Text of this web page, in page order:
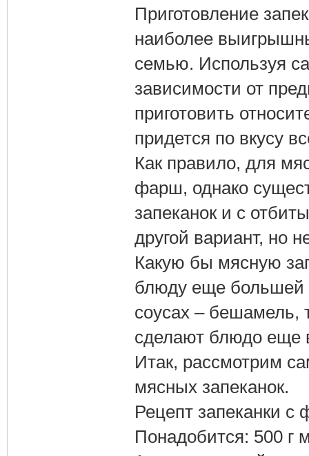
Приготовление
наиболее
семью. Используя
зависимости от
приготовить
придется по вкусу
Как правило, для
фарш, однако
запеканок и с
другой вариант, но
Какую бы мясную
блюду еще большей
соусах – бешамель,
сделают блюдо еще
Итак, рассмотрим
мясных запеканок.
Рецепт запеканки
Понадобится: 500 г